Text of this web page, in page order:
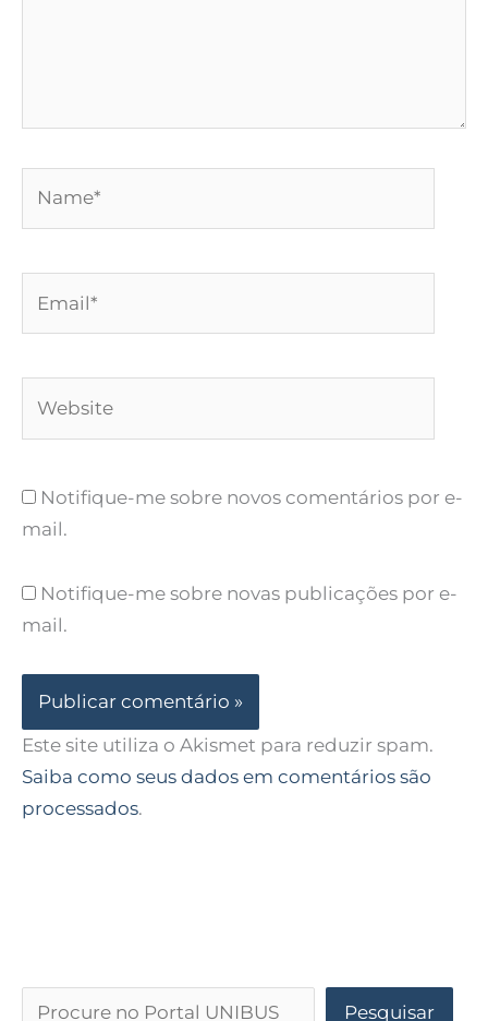
Notifique-me sobre novos comentários por e-
mail.
Notifique-me sobre novas publicações por e-
mail.
Este site utiliza o Akismet para reduzir spam.
Saiba como seus dados em comentários são
processados.
Pesquisar